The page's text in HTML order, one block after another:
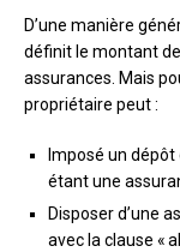
D’une manière
définit le montant
assurances. Mais
propriétaire peut :
Imposé un
étant une
Disposer d’une
avec la clause «